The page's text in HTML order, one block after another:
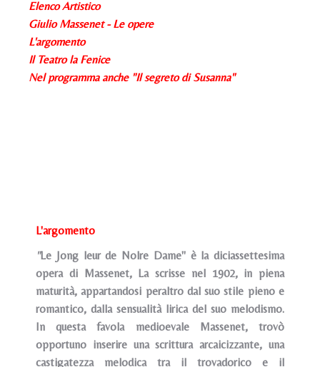
Elenco Artistico
Giulio Massenet - Le opere
L'argomento
Il Teatro la Fenice
Nel programma anche "Il segreto di Susanna"
L'argomento
"Le Jong leur de Nolre Dame" è la diciassettesima
opera di Massenet, La scrisse nel 1902, in piena
maturità, appartandosi peraltro dal suo stile pieno e
romantico, dalla sensualità lirica del suo melodismo.
In questa favola medioevale Massenet, trovò
opportuno inserire una scrittura arcaicizzante, una
castigatezza melodica tra il trovadorico e il